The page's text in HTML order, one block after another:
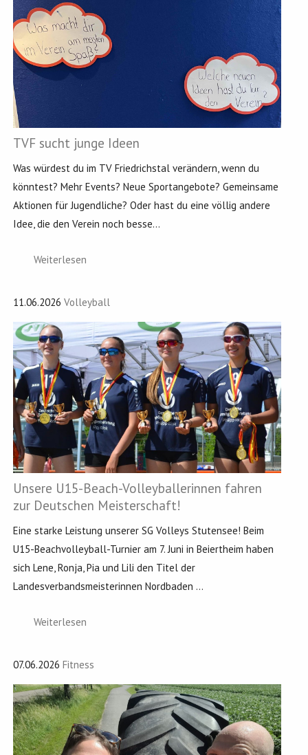
TVF sucht junge Ideen
Was würdest du im TV Friedrichstal verändern, wenn du
könntest? Mehr Events? Neue Sportangebote? Gemeinsame
Aktionen für Jugendliche? Oder hast du eine völlig andere
Idee, die den Verein noch besse...
Weiterlesen
11.06.2026 Volleyball
Unsere U15-Beach-Volleyballerinnen fahren
zur Deutschen Meisterschaft!
Eine starke Leistung unserer SG Volleys Stutensee! Beim
U15-Beachvolleyball-Turnier am 7. Juni in Beiertheim haben
sich Lene, Ronja, Pia und Lili den Titel der
Landesverbandsmeisterinnen Nordbaden ...
Weiterlesen
07.06.2026 Fitness